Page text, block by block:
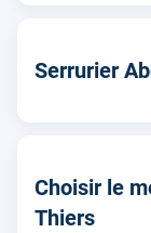
Serrurier
Choisir le
Thiers